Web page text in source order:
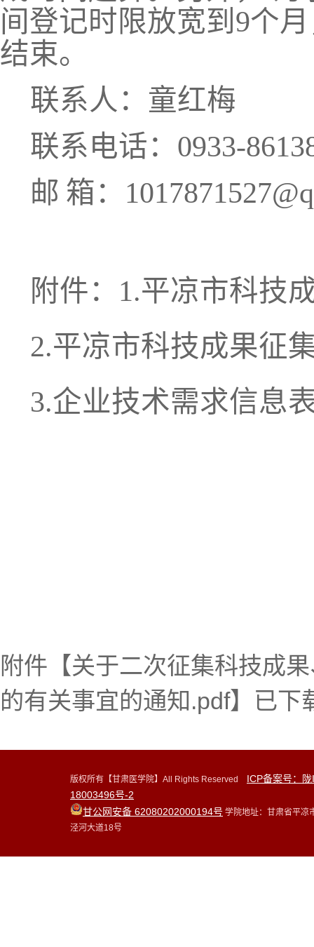
间登记时限放宽到9个
结束。
联系人：童红梅
联系电话： 0933-
邮 箱：
附件： 1.平凉市科技
2.平凉市科技成果征
3.企业技术需求信息
附件【关于二次征集科技成
的有关事宜的通知.pdf】已下
版权所有【甘肃医学院】All Rights Reserved
ICP备案号：
18003496号-2
甘公网安备 62080202000194号 学院地址：甘肃省平凉
泾河大道18号